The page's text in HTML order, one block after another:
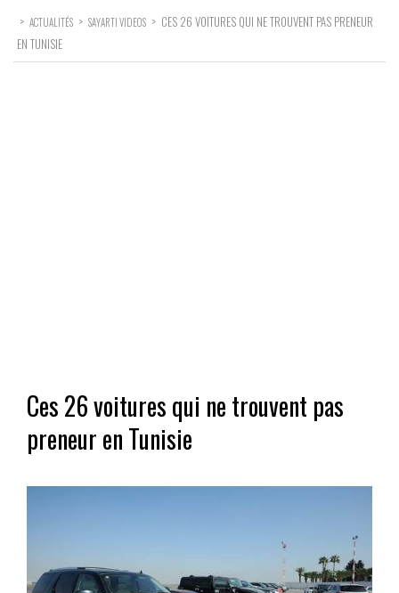
> ACTUALITÉS > SAYARTI VIDEOS > CES 26 VOITURES QUI NE TROUVENT PAS PRENEUR
EN TUNISIE
Ces 26 voitures qui ne trouvent pas
preneur en Tunisie